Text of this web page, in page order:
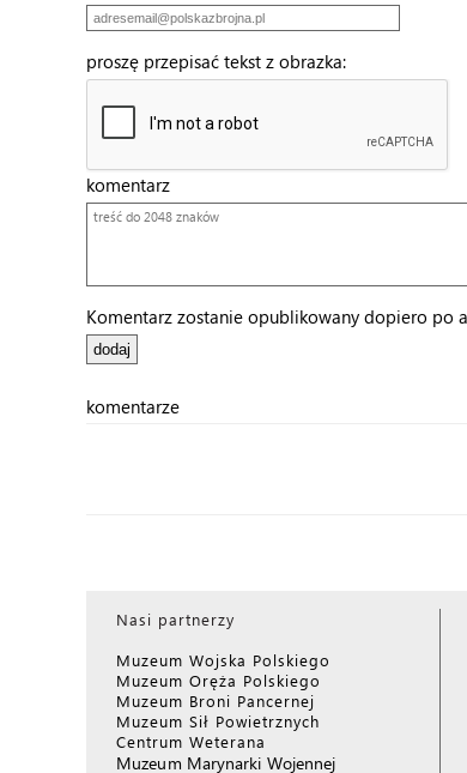
proszę przepisać tekst z obrazka:
komentarz
Komentarz zostanie opublikowany dopiero po
komentarze
Nasi partnerzy
Muzeum Wojska Polskiego
Muzeum Oręża Polskiego
Muzeum Broni Pancernej
Muzeum Sił Powietrznych
Centrum Weterana
Muzeum Marynarki Wojennej